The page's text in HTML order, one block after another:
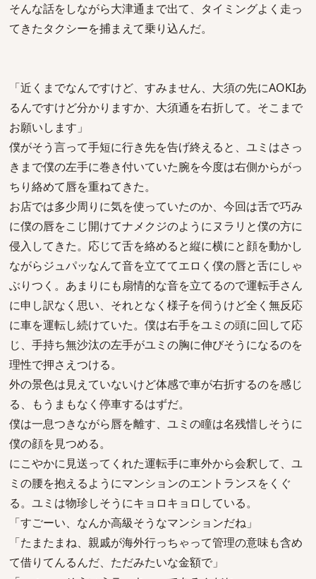
そんな話をしながら大津通まで出て、タイミングよく走っ
てきたタクシーを捕まえて乗り込んだ。
「近くまでなんですけど、すみません、大須の先にAOKIあ
るんですけど分かりますか、大須通を右折して。そこまで
お願いします」
僕がそう言って手短に行き先を告げ終えると、ユミはさっ
きまで僕の左手に巻き付いていた腕を今度は右側からがっ
ちり絡めて唇を重ねてきた。
お店では多少周りに気を使っていたのか、今回は舌で巧み
に僕の唇をこじ開けてナメクジのようにヌラリと僕の方に
侵入してきた。応じて舌を絡めると縦に横にと顔を動かし
ながらジュパッなんて音を立ててエロく僕の唇と舌にしゃ
ぶりつく。あまりにも扇情的な音を立てるので運転手さん
に申し訳なく思い、それとなく様子を伺うけど全く無反応
に車を運転し続けていた。僕は右手をユミの頭に回して応
じ、手持ち無沙汰の左手がユミの胸に伸びそうになるのを
理性で押さえつける。
外の景色は見えていないけど体感で車が右折するのを感じ
る、もうまもなく停車するはずだ。
僕は一息つきながら唇を離す、ユミの瞳は名残惜しそうに
僕の顔を見つめる。
にこやかに見送ってくれた運転手に車外から会釈して、ユ
ミの腰を抱えるようにマンションのエントランスをくぐ
る。ユミは物珍しそうにキョロキョロしている。
「すごーい、なんか高級そうなマンションだね」
「たまたまね、親戚が海外行っちゃって管理の意味も含め
て借りてんるんだ、ただみたいな金額で」